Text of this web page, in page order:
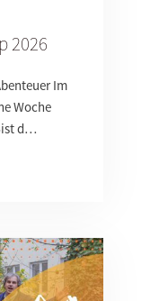
2026
Im
Woche
d…